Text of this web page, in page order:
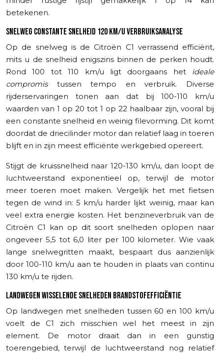
betekenen.
SNELWEG CONSTANTE SNELHEID 120 KM/U VERBRUIKSANALYSE
Op de snelweg is de Citroën C1 verrassend efficiënt,
mits u de snelheid enigszins binnen de perken houdt.
Rond 100 tot 110 km/u ligt doorgaans het ideale
compromistussen tempo en verbruik. Diverse
rijderservaringen tonen aan dat bij 100-110 km/u
waarden van 1 op 20 tot 1 op 22 haalbaar zijn, vooral bij
een constante snelheid en weinig filevorming. Dit komt
doordat de driecilinder motor dan relatief laag in toeren
blijft en in zijn meest efficiënte werkgebied opereert.
Stijgt de kruissnelheid naar 120-130 km/u, dan loopt de
luchtweerstand exponentieel op, terwijl de motor
meer toeren moet maken. Vergelijk het met fietsen
tegen de wind in: 5 km/u harder lijkt weinig, maar kan
veel extra energie kosten. Het benzineverbruik van de
Citroën C1 kan op dit soort snelheden oplopen naar
ongeveer 5,5 tot 6,0 liter per 100 kilometer. Wie vaak
lange snelwegritten maakt, bespaart dus aanzienlijk
door 100-110 km/u aan te houden in plaats van continu
130 km/u te rijden.
LANDWEGEN WISSELENDE SNELHEDEN BRANDSTOFEFFICIËNTIE
Op landwegen met snelheden tussen 60 en 100 km/u
voelt de C1 zich misschien wel het meest in zijn
element. De motor draait dan in een gunstig
toerengebied, terwijl de luchtweerstand nog relatief